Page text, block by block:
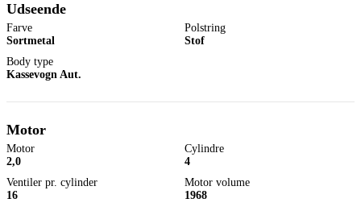
Udseende
Farve
Sortmetal
Polstring
Stof
Body type
Kassevogn Aut.
Motor
Motor
2,0
Cylindre
4
Ventiler pr. cylinder
16
Motor volume
1968